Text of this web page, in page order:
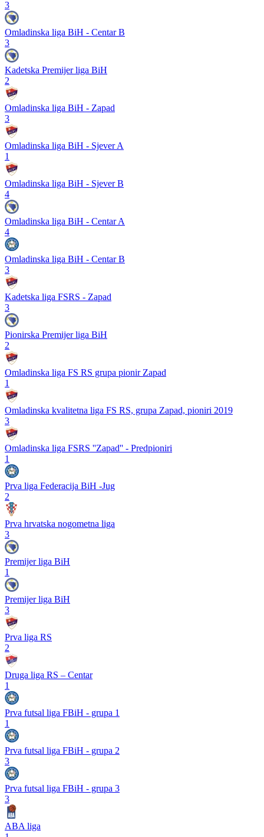
3
Omladinska liga BiH - Centar B
3
Kadetska Premijer liga BiH
2
Omladinska liga BiH - Zapad
3
Omladinska liga BiH - Sjever A
1
Omladinska liga BiH - Sjever B
4
Omladinska liga BiH - Centar A
4
Omladinska liga BiH - Centar B
3
Kadetska liga FSRS - Zapad
3
Pionirska Premijer liga BiH
2
Omladinska liga FS RS grupa pionir Zapad
1
Omladinska kvalitetna liga FS RS, grupa Zapad, pioniri 2019
3
Omladinska liga FSRS ''Zapad'' - Predpioniri
1
Prva liga Federacija BiH -Jug
2
Prva hrvatska nogometna liga
3
Premijer liga BiH
1
Premijer liga BiH
3
Prva liga RS
2
Druga liga RS – Centar
1
Prva futsal liga FBiH - grupa 1
1
Prva futsal liga FBiH - grupa 2
3
Prva futsal liga FBiH - grupa 3
3
ABA liga